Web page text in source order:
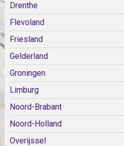
Drenthe
Flevoland
Friesland
Gelderland
Groningen
Limburg
Noord-Brabant
Noord-Holland
Overijssel